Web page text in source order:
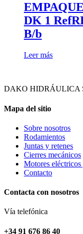
DK 1
B/b
Leer más
DAKO HIDRÁULICA
Mapa del sitio
Sobre nosotros
Rodamientos
Juntas y retenes
Cierres mecánicos
Motores eléctricos
Contacto
Contacta con nosotros
Vía telefónica
+34 91 676 86 40